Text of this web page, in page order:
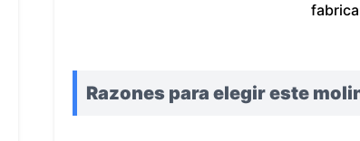
Razones para elegir este